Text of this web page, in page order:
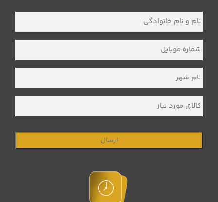
نام
و
نام
خانوادگی
*
شماره
موبایل *
نام
شهر *
کالای
مورد
نیاز